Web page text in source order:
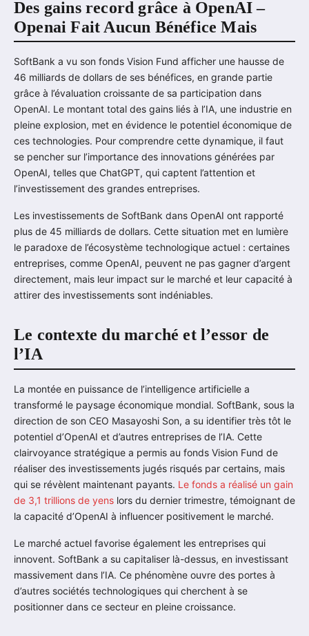
Des gains record grâce à OpenAI –
Openai Fait Aucun Bénéfice Mais
SoftBank a vu son fonds Vision Fund afficher une hausse de
46 milliards de dollars de ses bénéfices, en grande partie
grâce à l’évaluation croissante de sa participation dans
OpenAI. Le montant total des gains liés à l’IA, une industrie en
pleine explosion, met en évidence le potentiel économique de
ces technologies. Pour comprendre cette dynamique, il faut
se pencher sur l’importance des innovations générées par
OpenAI, telles que ChatGPT, qui captent l’attention et
l’investissement des grandes entreprises.
Les investissements de SoftBank dans OpenAI ont rapporté
plus de 45 milliards de dollars. Cette situation met en lumière
le paradoxe de l’écosystème technologique actuel : certaines
entreprises, comme OpenAI, peuvent ne pas gagner d’argent
directement, mais leur impact sur le marché et leur capacité à
attirer des investissements sont indéniables.
Le contexte du marché et l’essor de
l’IA
La montée en puissance de l’intelligence artificielle a
transformé le paysage économique mondial. SoftBank, sous la
direction de son CEO Masayoshi Son, a su identifier très tôt le
potentiel d’OpenAI et d’autres entreprises de l’IA. Cette
clairvoyance stratégique a permis au fonds Vision Fund de
réaliser des investissements jugés risqués par certains, mais
qui se révèlent maintenant payants. Le fonds a réalisé un gain
de 3,1 trillions de yens lors du dernier trimestre, témoignant de
la capacité d’OpenAI à influencer positivement le marché.
Le marché actuel favorise également les entreprises qui
innovent. SoftBank a su capitaliser là-dessus, en investissant
massivement dans l’IA. Ce phénomène ouvre des portes à
d’autres sociétés technologiques qui cherchent à se
positionner dans ce secteur en pleine croissance.